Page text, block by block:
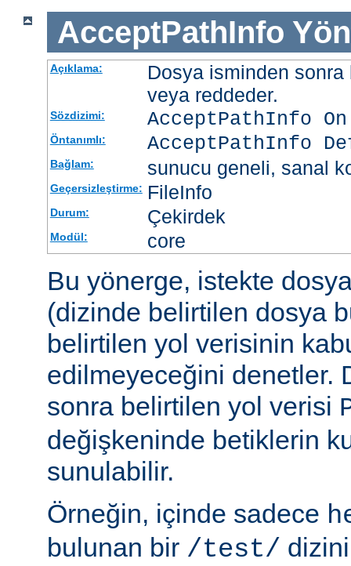
AcceptPathInfo
Açıklama:
Dosya isminden
veya reddeder.
Sözdizimi: AcceptPathInfo
Öntanımlı: AcceptPathInfo
Bağlam: sunucu geneli, sanal
Geçersizleştirme: FileInfo
Durum: Çekirdek
Modül: core
Bu yönerge, istekte
(dizinde belirtilen dosya
belirtilen yol verisinin
edilmeyeceğini denetler.
sonra belirtilen yol verisi
değişkeninde betiklerin
sunulabilir.
Örneğin, içinde sadece
bulunan bir /test/